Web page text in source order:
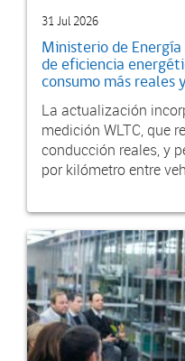
31 Jul 2026
Ministerio de
de eficiencia
consumo más reales
La actualización
medición WLTC, que
conducción reales, y
por kilómetro entre